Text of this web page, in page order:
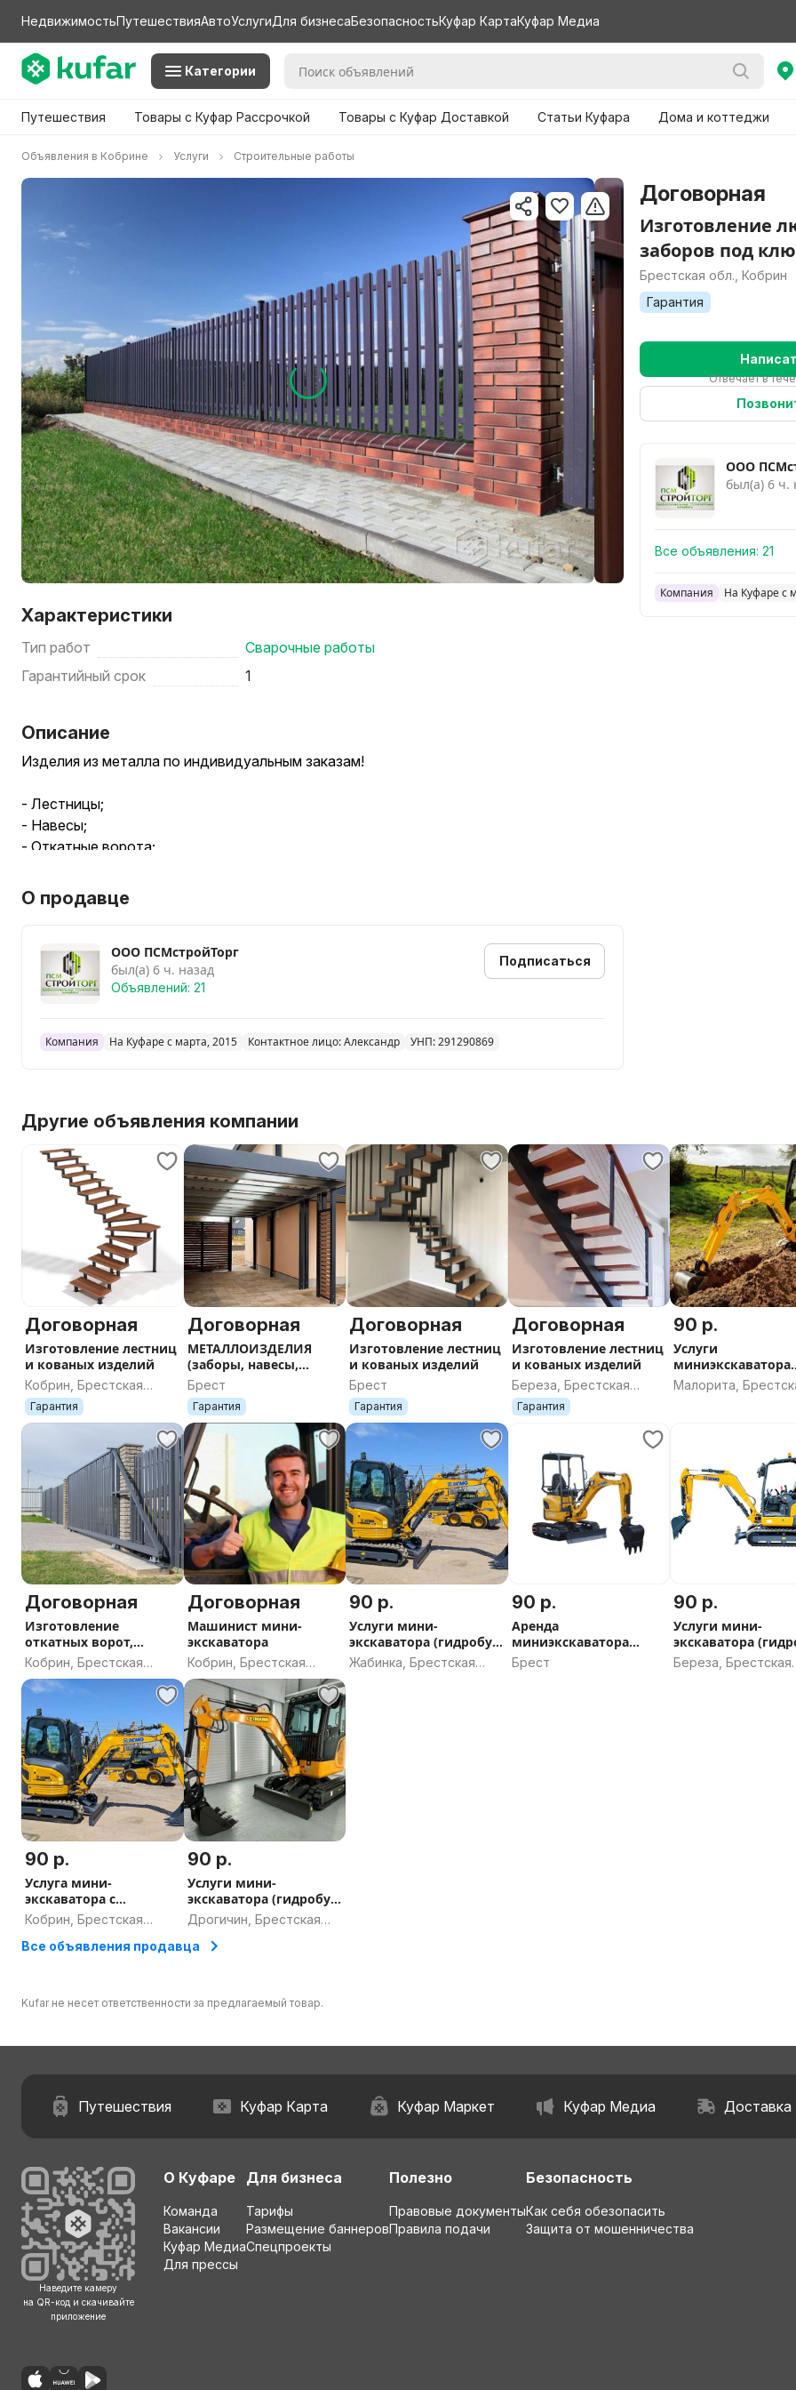
НедвижимостьПутешествияАвтоУслугиДля бизнесаБезопасностьКуфар КартаКуфар Медиа
Категории
Путешествия Товары с Куфар Рассрочкой Товары с Куфар Доставкой Статьи Куфара Дома и коттеджи
Объявления в Кобрине Услуги Строительные работы
Характеристики
Тип работ
Сварочные работы
Гарантийный срок
1
Описание
Изделия из металла по индивидуальным заказам!
- Лестницы;
- Навесы;
- Откатные ворота;
- Беседки и другие изделия по Вашему заказу!
+ замеры бесплатно;
+ возможность рассрочки на 3 месяца (0 %);
+ доставка.
Ваша картинка - наш результат!
О продавце
ООО ПСМстройТорг
был(а) 6 ч. назад
Объявлений: 21
Подписаться
Компания На Куфаре с марта, 2015 Контактное лицо: Александр УНП: 291290869
Другие объявления компании
Договорная
Изготовление лестниц
и кованых изделий
Кобрин, Брестская
область
Гарантия
Договорная
МЕТАЛЛОИЗДЕЛИЯ
(заборы, навесы,
калитки, ворота)
Брест
Гарантия
Договорная
Изготовление лестниц
и кованых изделий
Брест
Гарантия
Договорная
Изготовление лестниц
и кованых изделий
Береза, Брестская
область
Гарантия
90 р.
Услуги
миниэкскаватора
ГИДРОБУР,
ГИДРОМОЛОТ в
Малорита,
Договорная
Изготовление
откатных ворот,
калиток, заборов
Кобрин, Брестская
область
Договорная
Машинист мини-
экскаватора
Кобрин, Брестская
область
90 р.
Услуги мини-
экскаватора (гидробур
гидромолот) ЖАБИНКА
Жабинка, Брестская
90 р.
Аренда
миниэкскаватора
ГИДРОМОЛОТ И
ГИДРОБУР в Бресте
Брест
90 р.
Услуги мини-
экскаватора
гидромолот) в
Береза, Брестская
90 р.
Услуга мини-
экскаватора с
гидромолотом
гидробуром В
КОБРИНЕ
Кобрин, Брестская
90 р.
Услуги мини-
экскаватора (гидробур,
гидромолот) в
ДРОГИЧИНЕ
Дрогичин, Брестская
Все объявления продавца
Kufar не несет ответственности за предлагаемый товар.
Договорная
Изготовление
заборов под
Брестская обл., Кобрин
Гарантия
Отвечает в
ООО
был(а) 6 ч.
Все объявления: 21
Компания На Куфаре с
Путешествия Куфар Карта Куфар Маркет Куфар Медиа Доставка
Наведите камеру
на QR-код и скачивайте
приложение
О Куфаре
Команда
Вакансии
Куфар Медиа
Для прессы
Для бизнеса
Тарифы
Размещение баннеров
Спецпроекты
Полезно
Правовые документы
Правила подачи
Безопасность
Как себя обезопасить
Защита от мошенничества